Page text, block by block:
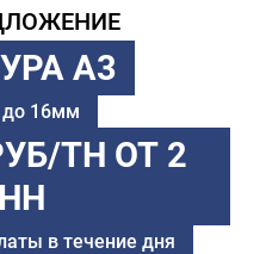
А3
16мм
ТН ОТ 2
в течение дня